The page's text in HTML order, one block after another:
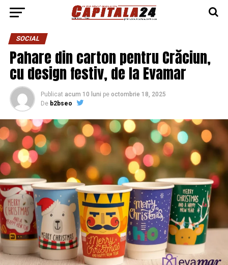
SOCIAL
Pahare din carton pentru Crăciun,
cu design festiv, de la Evamar
Publicat acum 10 luni pe octombrie 18, 2025
De b2bseo